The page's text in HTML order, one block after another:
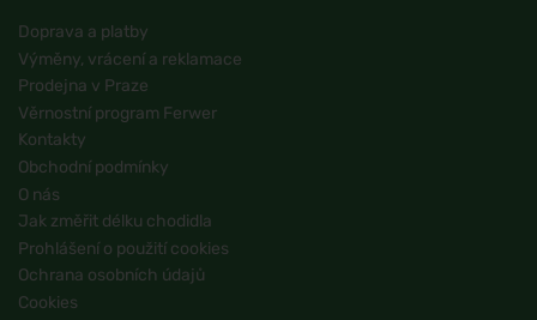
Doprava a platby
Výměny, vrácení a reklamace
Prodejna v Praze
Věrnostní program Ferwer
Kontakty
Obchodní podmínky
O nás
Jak změřit délku chodidla
Prohlášení o použití cookies
Ochrana osobních údajů
Cookies